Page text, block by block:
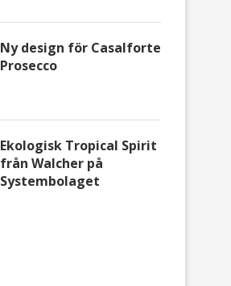
Ny design för Casalforte
Prosecco
Ekologisk Tropical Spirit
från Walcher på
Systembolaget